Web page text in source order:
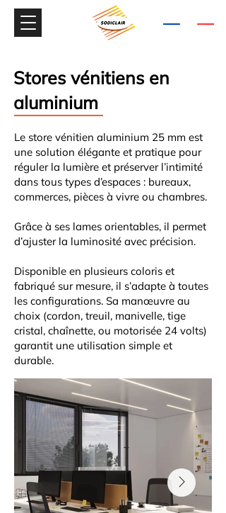
Stores vénitiens en
aluminium
Le store vénitien aluminium 25 mm est
une solution élégante et pratique pour
réguler la lumière et préserver l’intimité
dans tous types d’espaces : bureaux,
commerces, pièces à vivre ou chambres.
Grâce à ses lames orientables, il permet
d’ajuster la luminosité avec précision.
Disponible en plusieurs coloris et
fabriqué sur mesure, il s’adapte à toutes
les configurations. Sa manœuvre au
choix (cordon, treuil, manivelle, tige
cristal, chaînette, ou motorisée 24 volts)
garantit une utilisation simple et
durable.